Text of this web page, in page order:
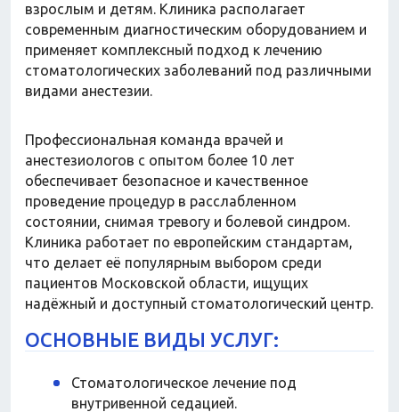
взрослым и детям. Клиника располагает
современным диагностическим оборудованием и
применяет комплексный подход к лечению
стоматологических заболеваний под различными
видами анестезии.
Профессиональная команда врачей и
анестезиологов с опытом более 10 лет
обеспечивает безопасное и качественное
проведение процедур в расслабленном
состоянии, снимая тревогу и болевой синдром.
Клиника работает по европейским стандартам,
что делает её популярным выбором среди
пациентов Московской области, ищущих
надёжный и доступный стоматологический центр.
ОСНОВНЫЕ ВИДЫ УСЛУГ:
Стоматологическое лечение под
внутривенной седацией.